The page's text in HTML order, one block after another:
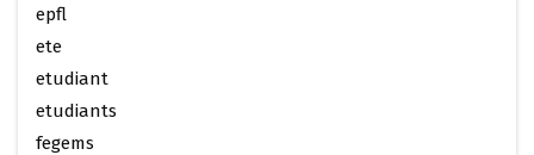
epfl
ete
etudiant
etudiants
fegems